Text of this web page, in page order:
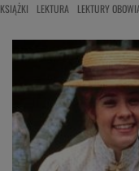
KSIĄŻKI LEKTURA LEKTURY